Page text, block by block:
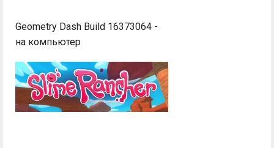
Geometry Dash Build 16373064 -
на компьютер